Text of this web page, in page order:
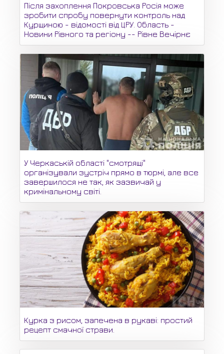
Після захоплення Покровська Росія може
зробити спробу повернути контроль над
Курщиною - відомості від ЦРУ. Область -
Новини Рівного та регіону -- Рівне Вечірнє
У Черкаській області "смотрящі"
організували зустріч прямо в тюрмі, але все
завершилося не так, як зазвичай у
кримінальному світі.
Курка з рисом, запечена в рукаві: простий
рецепт смачної страви.